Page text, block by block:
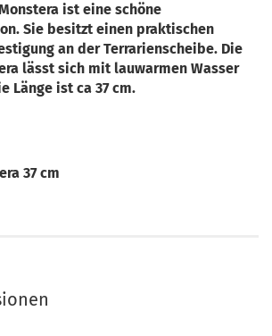
ist eine schöne
Sie besitzt einen praktischen
an der Terrarienscheibe. Die
lässt sich mit lauwarmen Wasser
Länge ist ca 37 cm.
37 cm